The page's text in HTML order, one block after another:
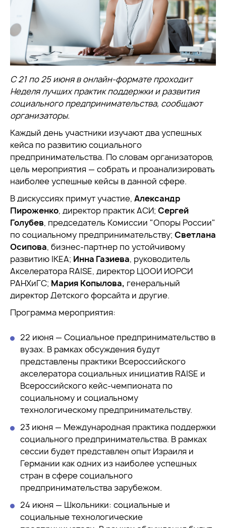
С 21 по 25 июня в онлайн-формате проходит
Неделя лучших практик поддержки и развития
социального предпринимательства, сообщают
организаторы.
Каждый день участники изучают два успешных
кейса по развитию социального
предпринимательства. По словам организаторов,
цель мероприятия — собрать и проанализировать
наиболее успешные кейсы в данной сфере.
В дискуссиях примут участие, Александр
Пироженко, директор практик АСИ; Сергей
Голубев, председатель Комиссии "Опоры России"
по социальному предпринимательству; Светлана
Осипова, бизнес-партнер по устойчивому
развитию IKEA; Инна Газиева, руководитель
Акселератора RAISE, директор ЦООИ ИОРСИ
РАНХиГС; Мария Копылова, генеральный
директор Детского форсайта и другие.
Программа мероприятия:
22 июня — Социальное предпринимательство в
вузах. В рамках обсуждения будут
представлены практики Всероссийского
акселератора социальных инициатив RAISE и
Всероссийского кейс-чемпионата по
социальному и социальному
технологическому предпринимательству.
23 июня — Международная практика поддержки
социального предпринимательства. В рамках
сессии будет представлен опыт Израиля и
Германии как одних из наиболее успешных
стран в сфере социального
предпринимательства зарубежом.
24 июня — Школьники: социальные и
социальные технологические